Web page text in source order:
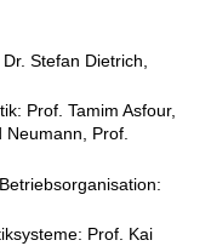
Stefan Dietrich,
Prof. Tamim Asfour,
Neumann, Prof.
Prof. Kai